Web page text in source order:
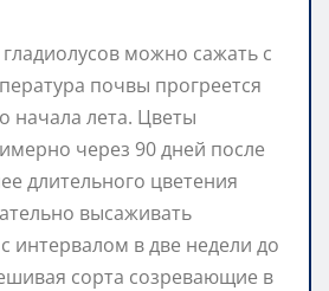
можно сажать с
почвы прогреется
начала лета. Цветы
через 90 дней после
длительного цветения
высаживать
интервалом в две недели до
сорта созревающие в